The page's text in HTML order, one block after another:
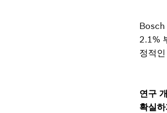
Bosch
2.1%
정적
연구
확실